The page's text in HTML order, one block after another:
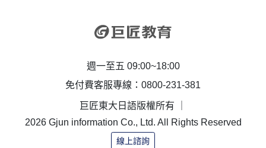
週一至五 09:00~18:00
免付費客服專線：0800-231-381
巨匠東大日語版權所有 ｜
2026 Gjun information Co., Ltd. All Rights Reserved
線上諮詢